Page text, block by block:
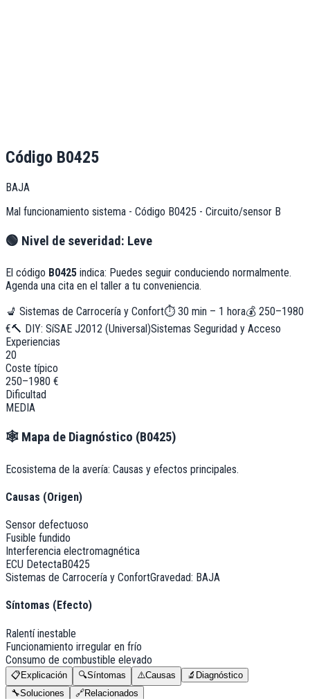
Código B0425
BAJA
Mal funcionamiento sistema - Código B0425 - Circuito/sensor B
🟢 Nivel de severidad: Leve
El código B0425 indica: Puedes seguir conduciendo normalmente.
Agenda una cita en el taller a tu conveniencia.
💺 Sistemas de Carrocería y Confort⏱ 30 min – 1 hora💰 250–1980
€🔨 DIY: SíSAE J2012 (Universal)Sistemas Seguridad y Acceso
Experiencias
20
Coste típico
250–1980 €
Dificultad
MEDIA
🕸️ Mapa de Diagnóstico (B0425)
Ecosistema de la avería: Causas y efectos principales.
Causas (Origen)
Sensor defectuoso
Fusible fundido
Interferencia electromagnética
ECU DetectaB0425
Sistemas de Carrocería y ConfortGravedad: BAJA
Síntomas (Efecto)
Ralentí inestable
Funcionamiento irregular en frío
Consumo de combustible elevado
📋 Explicación 🔍Síntomas ⚠️Causas 🔬 Diagnóstico
🔧Soluciones 🔗Relacionados